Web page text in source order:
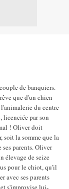
de banquiers.
que d'un chien
du centre
licenciée par son
! Oliver doit
soit la somme que la
parents. Oliver
élevage de seize
pour le chiot, qu'il
avec ses parents
s'improvise lui-